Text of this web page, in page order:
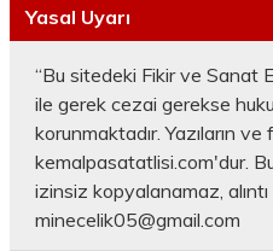
Yasal Uyarı
“Bu sitedeki Fikir ve Sanat
ile gerek cezai gerekse
korunmaktadır. Yazıların
kemalpasatatlisi.com'dur.
izinsiz kopyalanamaz,
minecelik05@gmail.com